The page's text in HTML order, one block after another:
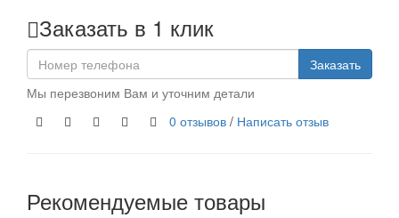
Заказать в 1 клик
Заказать
Мы перезвоним Вам и уточним детали
0 отзывов / Написать отзыв
Рекомендуемые товары